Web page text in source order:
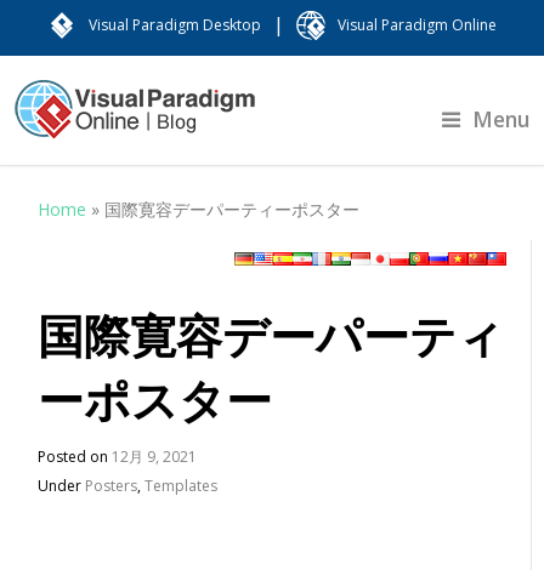
Visual Paradigm Desktop | Visual Paradigm Online
Menu
Home » 国際寛容デーパーティーポスター
国際寛容デーパーティ
ーポスター
Posted on 12月 9, 2021
Under Posters,Templates